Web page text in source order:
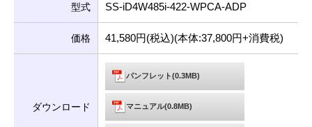
型式 SS-iD4W485i-422-WPCA-ADP
価格 41,580円(税込)(本体:37,800円+消費税)
ダウンロード
パンフレット(0.3MB)
マニュアル(0.8MB)